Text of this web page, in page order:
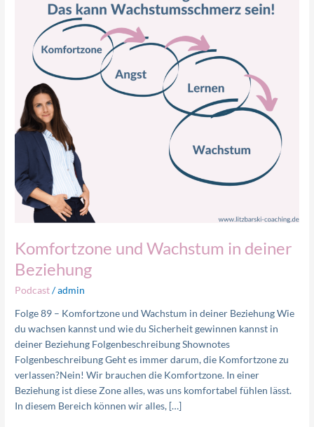
Komfortzone und Wachstum in deiner
Beziehung
Podcast/admin
Folge 89 – Komfortzone und Wachstum in deiner Beziehung Wie
du wachsen kannst und wie du Sicherheit gewinnen kannst in
deiner Beziehung Folgenbeschreibung Shownotes
Folgenbeschreibung Geht es immer darum, die Komfortzone zu
verlassen?Nein! Wir brauchen die Komfortzone. In einer
Beziehung ist diese Zone alles, was uns komfortabel fühlen lässt.
In diesem Bereich können wir alles, […]
Beziehung